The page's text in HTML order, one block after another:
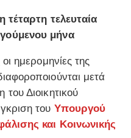
τελευταία
μήνα
ημερομηνίες της
μετά
Διοικητικού
του Υπουργού
και Κοινωνικής